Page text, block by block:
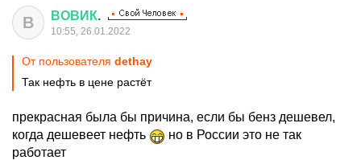
В ВОВИК.
10:55, 26.01.2022
От пользователя dethay
Так нефть в цене растёт
прекрасная была бы причина, если бы бенз дешевел,
когда дешевеет нефть
но в России это не так
работает